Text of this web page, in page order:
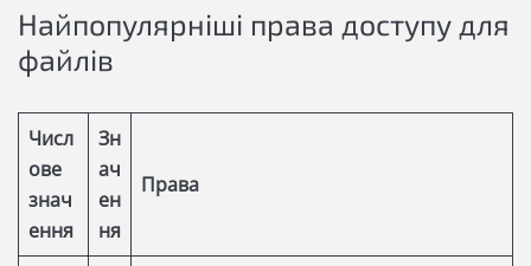
Найпопулярніші права доступу для
файлів
Числ
ове
знач
ення
Зн
ач
ен
ня
Права